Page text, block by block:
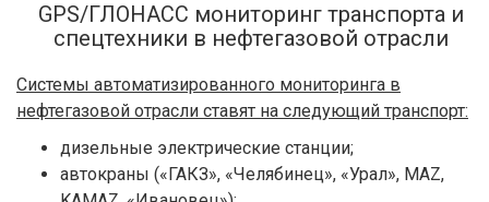
GPS/ГЛОНАСС мониторинг транспорта и
спецтехники в нефтегазовой отрасли
Системы автоматизированного мониторинга в
нефтегазовой отрасли ставят на следующий транспорт:
дизельные электрические станции;
автокраны («ГАКЗ», «Челябинец», «Урал», MAZ,